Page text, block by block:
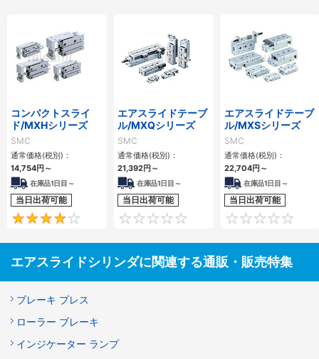
コンパクトスライ
ド/MXHシリーズ
SMC
通常価格(税別)：
14,754円 ～
在庫品1日目～
当日出荷可能
4
エアスライドテーブ
ル/MXQシリーズ
SMC
通常価格(税別)：
21,392円 ～
在庫品1日目～
当日出荷可能
0
エアスライドテーブ
ル/MXSシリーズ
SMC
通常価格(税別)：
22,704円 ～
在庫品1日目～
当日出荷可能
エアスライドシリンダに関連する通販・販売特集
ブレーキ プレス
ローラー ブレーキ
インジケーター ランプ